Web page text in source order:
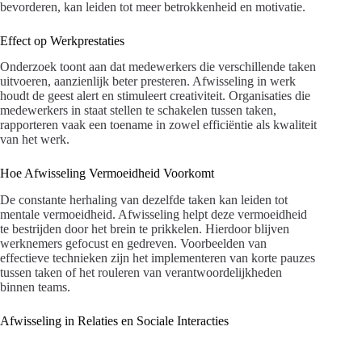
bevorderen, kan leiden tot meer betrokkenheid en motivatie.
Effect op Werkprestaties
Onderzoek toont aan dat medewerkers die verschillende taken
uitvoeren, aanzienlijk beter presteren. Afwisseling in werk
houdt de geest alert en stimuleert creativiteit. Organisaties die
medewerkers in staat stellen te schakelen tussen taken,
rapporteren vaak een toename in zowel efficiëntie als kwaliteit
van het werk.
Hoe Afwisseling Vermoeidheid Voorkomt
De constante herhaling van dezelfde taken kan leiden tot
mentale vermoeidheid. Afwisseling helpt deze vermoeidheid
te bestrijden door het brein te prikkelen. Hierdoor blijven
werknemers gefocust en gedreven. Voorbeelden van
effectieve technieken zijn het implementeren van korte pauzes
tussen taken of het rouleren van verantwoordelijkheden
binnen teams.
Afwisseling in Relaties en Sociale Interacties